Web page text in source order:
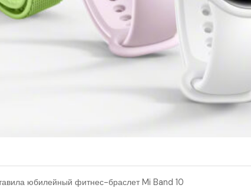
юбилейный фитнес-браслет Mi Band 10